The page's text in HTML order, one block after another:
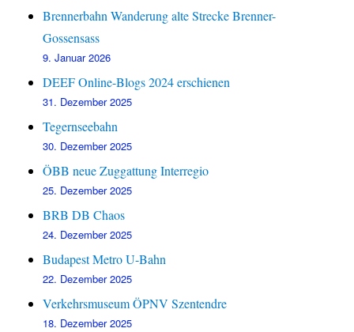
Brennerbahn Wanderung alte Strecke Brenner-
Gossensass
9. Januar 2026
DEEF Online-Blogs 2024 erschienen
31. Dezember 2025
Tegernseebahn
30. Dezember 2025
ÖBB neue Zuggattung Interregio
25. Dezember 2025
BRB DB Chaos
24. Dezember 2025
Budapest Metro U-Bahn
22. Dezember 2025
Verkehrsmuseum ÖPNV Szentendre
18. Dezember 2025